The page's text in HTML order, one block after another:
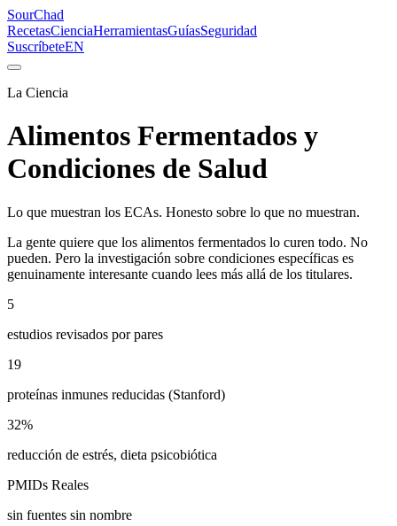
SourChad
RecetasCienciaHerramientasGuíasSeguridad
SuscríbeteEN
La Ciencia
Alimentos Fermentados y
Condiciones de Salud
Lo que muestran los ECAs. Honesto sobre lo que no muestran.
La gente quiere que los alimentos fermentados lo curen todo. No
pueden. Pero la investigación sobre condiciones específicas es
genuinamente interesante cuando lees más allá de los titulares.
5
estudios revisados por pares
19
proteínas inmunes reducidas (Stanford)
32%
reducción de estrés, dieta psicobiótica
PMIDs Reales
sin fuentes sin nombre